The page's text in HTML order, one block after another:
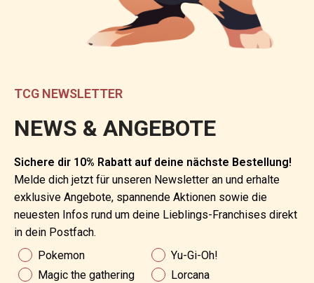
TCG NEWSLETTER
NEWS & ANGEBOTE
Sichere dir 10% Rabatt auf deine nächste Bestellung!
Melde dich jetzt für unseren Newsletter an und erhalte
exklusive Angebote, spannende Aktionen sowie die
neuesten Infos rund um deine Lieblings-Franchises direkt
in dein Postfach.
News & Angebote
Pokemon
Yu-Gi-Oh!
Magic the gathering
Lorcana